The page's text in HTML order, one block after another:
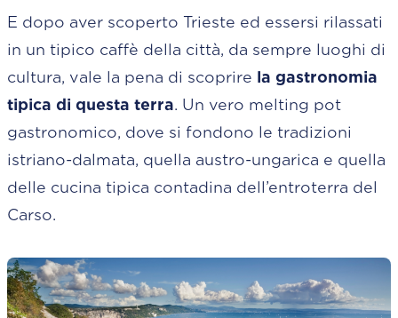
E dopo aver scoperto Trieste ed essersi rilassati
in un tipico caffè della città, da sempre luoghi di
cultura, vale la pena di scoprire la gastronomia
tipica di questa terra. Un vero melting pot
gastronomico, dove si fondono le tradizioni
istriano-dalmata, quella austro-ungarica e quella
delle cucina tipica contadina dell’entroterra del
Carso.